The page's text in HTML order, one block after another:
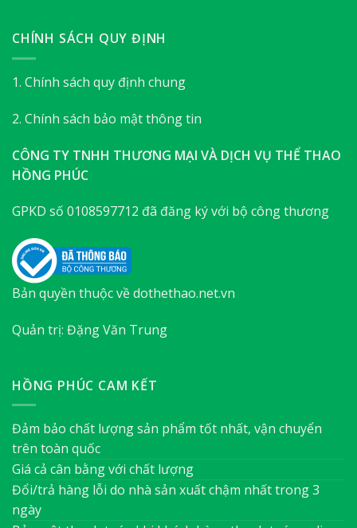
CHÍNH SÁCH QUY ĐỊNH
1. Chính sách quy định chung
2. Chính sách bảo mật thông tin
CÔNG TY TNHH THƯƠNG MẠI VÀ DỊCH VỤ THỂ THAO
HỒNG PHÚC
GPKD số 0108597712 đã đăng ký với bộ công thương
Bản quyền thuộc về dothethao.net.vn
Quản trị: Đặng Văn Trung
HỒNG PHÚC CAM KẾT
Đảm bảo chất lượng sản phẩm tốt nhất, vận chuyển
trên toàn quốc
Giá cả cân bằng với chất lượng
Đổi/trả hàng lỗi do nhà sản xuất chậm nhất trong 3
ngày